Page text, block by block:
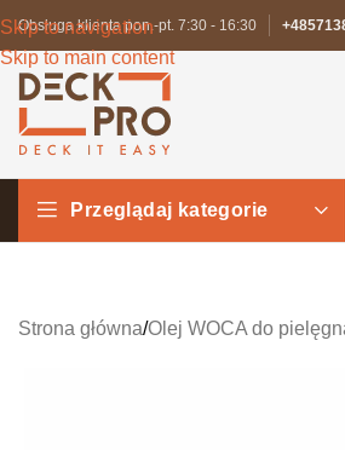
Skip to navigation
Skip to main content
Obsługa klienta pon.-pt. 7:30 - 16:30
Przeglądaj kategorie
Strona główna/Olej WOCA do